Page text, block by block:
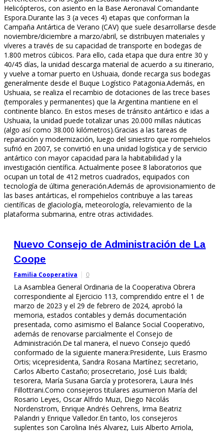
Helicópteros, con asiento en la Base Aeronaval Comandante
Espora.Durante las 3 (a veces 4) etapas que conforman la
Campaña Antártica de Verano (CAV) que suele desarrollarse desde
noviembre/diciembre a marzo/abril, se distribuyen materiales y
víveres a través de su capacidad de transporte en bodegas de
1.800 metros cúbicos. Para ello, cada etapa que dura entre 30 y
40/45 días, la unidad descarga material de acuerdo a su itinerario,
y vuelve a tomar puerto en Ushuaia, donde recarga sus bodegas
generalmente desde el Buque Logístico Patagonia.Además, en
Ushuaia, se realiza el recambio de dotaciones de las trece bases
(temporales y permanentes) que la Argentina mantiene en el
continente blanco. En estos meses de tránsito antártico e idas a
Ushuaia, la unidad puede totalizar unas 20.000 millas náuticas
(algo así como 38.000 kilómetros).Gracias a las tareas de
reparación y modernización, luego del siniestro que rompehielos
sufrió en 2007, se convirtió en una unidad logística y de servicio
antártico con mayor capacidad para la habitabilidad y la
investigación científica. Actualmente posee 8 laboratorios que
ocupan un total de 412 metros cuadrados, equipados con
tecnología de última generación.Además de aprovisionamiento de
las bases antárticas, el rompehielos contribuye a las tareas
científicas de glaciología, meteorología, relevamiento de la
plataforma submarina, entre otras actividades.
Nuevo Consejo de Administración de La
Coope
Familia Cooperativa 0
La Asamblea General Ordinaria de la Cooperativa Obrera
correspondiente al Ejercicio 113, comprendido entre el 1 de
marzo de 2023 y el 29 de febrero de 2024, aprobó la
memoria, estados contables y demás documentación
presentada, como asimismo el Balance Social Cooperativo,
además de renovarse parcialmente el Consejo de
Administración.De tal manera, el nuevo Consejo quedó
conformado de la siguiente manera:Presidente, Luis Erasmo
Ortis; vicepresidenta, Sandra Rosana Martínez; secretario,
Carlos Alberto Castaño; prosecretario, José Luis Ibaldi;
tesorera, María Susana García y protesorera, Laura Inés
Fillottrani.Como consejeros titulares asumieron María del
Rosario Leyes, Oscar Alfrdo Muzi, Diego Nicolás
Nordenstrom, Enrique Andrés Oehrens, Irma Beatriz
Palandri y Enrique Valledor.En tanto, los consejeros
suplentes son Carolina Inés Alvarez, Luis Alberto Arriola,